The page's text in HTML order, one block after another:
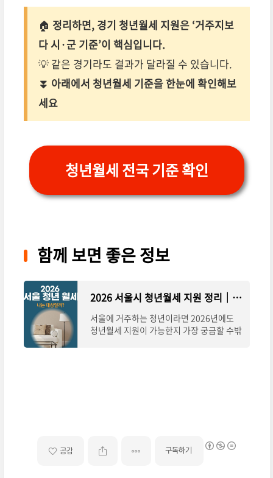
🏠 정리하면, 경기 청년월세 지원은 ‘거주지보
다 시·군 기준’이 핵심입니다.
💡 같은 경기라도 결과가 달라질 수 있습니다.
⏬ 아래에서 청년월세 기준을 한눈에 확인해보
세요
청년월세 전국 기준 확인
함께 보면 좋은 정보
2026 서울시 청년월세 지원 정리｜이 경우엔 됩니다
서울에 거주하는 청년이라면 2026년에도
청년월세 지원이 가능한지 가장 궁금할 수밖
공감 구독하기